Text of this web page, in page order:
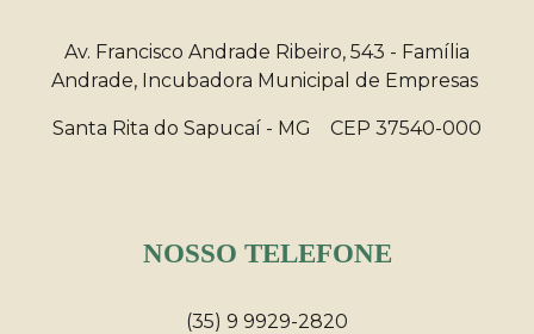
Av. Francisco Andrade Ribeiro, 543 - Família
Andrade, Incubadora Municipal de Empresas
Santa Rita do Sapucaí - MG CEP 37540-000
NOSSO TELEFONE
(35) 9 9929-2820